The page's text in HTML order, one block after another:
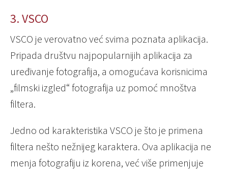
3. VSCO
VSCO je verovatno već svima poznata aplikacija.
Pripada društvu najpopularnijih aplikacija za
uređivanje fotografija, a omogućava korisnicima
„filmski izgled“ fotografija uz pomoć mnoštva
filtera.
Jedno od karakteristika VSCO je što je primena
filtera nešto nežnijeg karaktera. Ova aplikacija ne
menja fotografiju iz korena, već više primenjuje